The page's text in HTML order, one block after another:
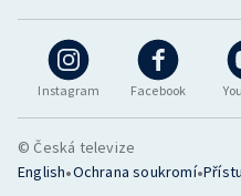
Instagram Facebook
© Česká televize
English•Ochrana soukromí•